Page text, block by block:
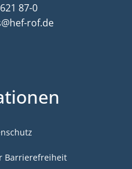
87-0
rof.de
Barrierefreiheit